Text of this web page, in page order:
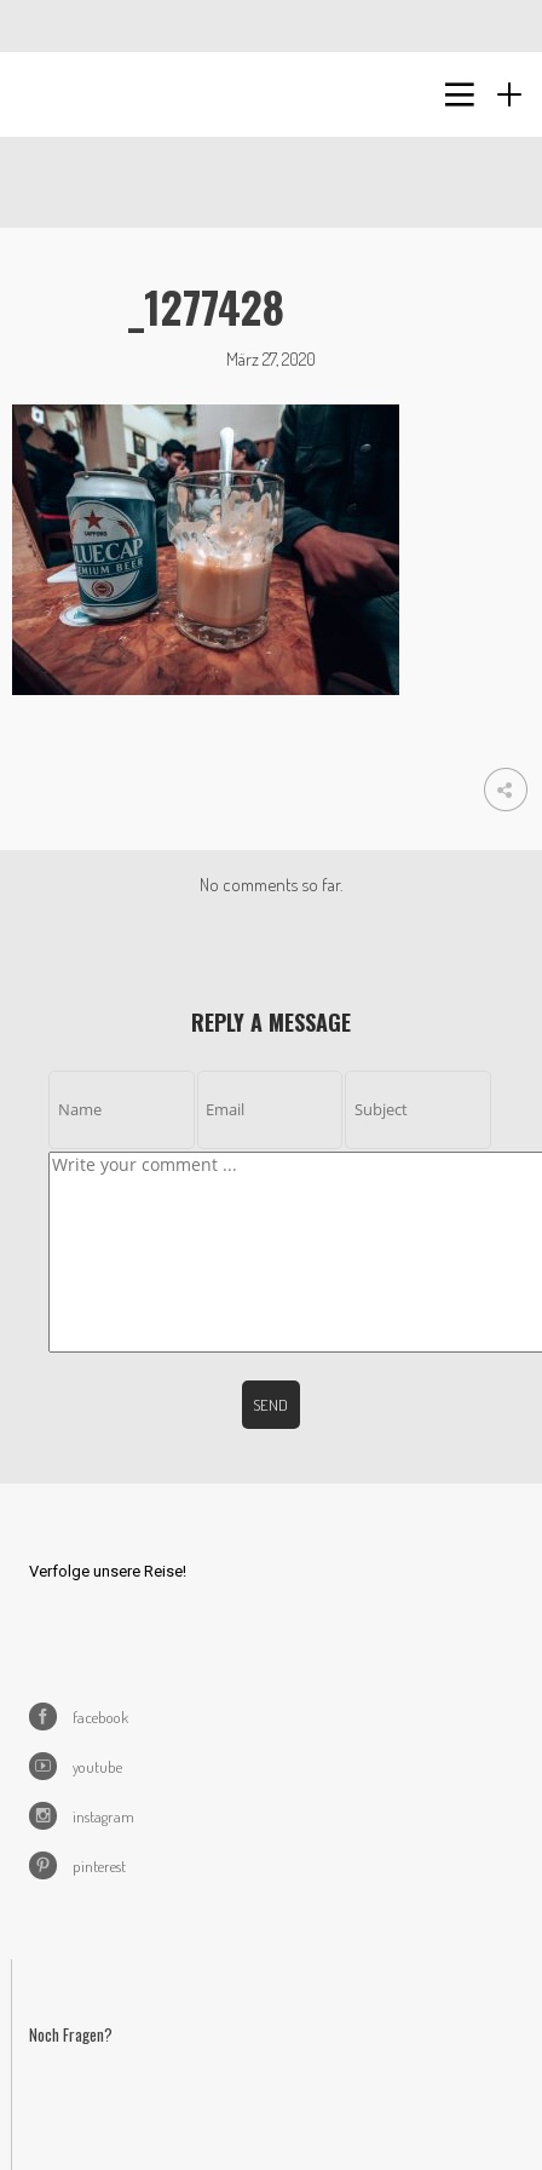
_1277428
März 27, 2020
No comments so far.
REPLY A MESSAGE
Verfolge unsere Reise!
facebook
youtube
instagram
pinterest
Noch Fragen?